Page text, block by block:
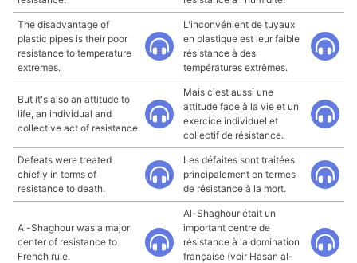
The disadvantage of
plastic pipes is their poor
resistance to temperature
extremes.
L'inconvénient de tuyaux
en plastique est leur faible
résistance à des
températures extrêmes.
But it's also an attitude to
life, an individual and
collective act of resistance.
Mais c'est aussi une
attitude face à la vie et un
exercice individuel et
collectif de résistance.
Defeats were treated
chiefly in terms of
resistance to death.
Les défaites sont traitées
principalement en termes
de résistance à la mort.
Al-Shaghour was a major
center of resistance to
French rule.
Al-Shaghour était un
important centre de
résistance à la domination
française (voir Hasan al-